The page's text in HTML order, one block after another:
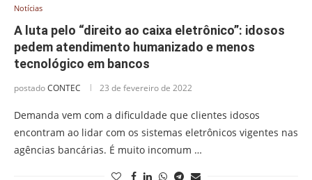
Notícias
A luta pelo “direito ao caixa eletrônico”: idosos
pedem atendimento humanizado e menos
tecnológico em bancos
postadoCONTEC 23 de fevereiro de 2022
Demanda vem com a dificuldade que clientes idosos
encontram ao lidar com os sistemas eletrônicos vigentes nas
agências bancárias. É muito incomum …